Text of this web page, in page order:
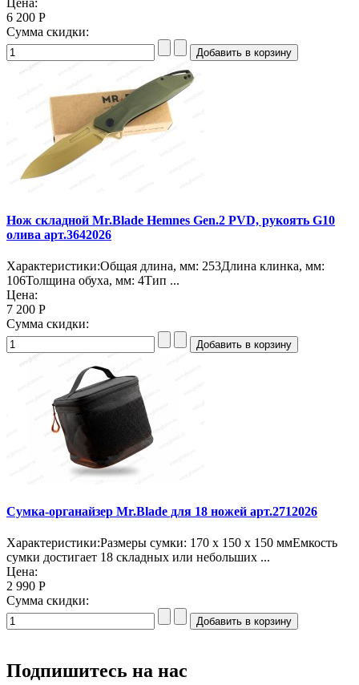
Цена:
6 200 Р
Сумма скидки:
Нож складной Mr.Blade Hemnes Gen.2 PVD, рукоять G10
олива арт.3642026
Характеристики:Общая длина, мм: 253Длина клинка, мм:
106Толщина обуха, мм: 4Тип ...
Цена:
7 200 Р
Сумма скидки:
Сумка-органайзер Mr.Blade для 18 ножей арт.2712026
Характеристики:Размеры сумки: 170 х 150 х 150 ммЕмкость
сумки достигает 18 складных или небольших ...
Цена:
2 990 Р
Сумма скидки:
Подпишитесь на нас